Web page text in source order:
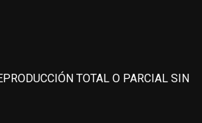
TOTAL O PARCIAL SIN